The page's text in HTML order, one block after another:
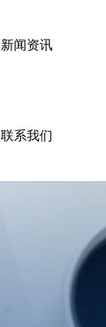
新闻资讯
联系我们